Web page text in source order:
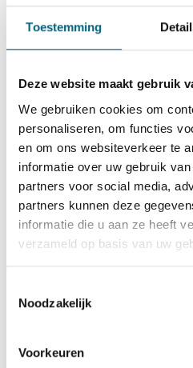
Toestemming
Deze website maakt gebruik
We gebruiken cookies om
personaliseren, om functies
en om ons websiteverkeer te
informatie over uw gebruik
partners voor social media,
partners kunnen deze
informatie die u aan ze heeft
verzameld op basis van uw
Noodzakelijk
Voorkeuren
De Raat Brandkasten
De Raat DRS Berlin 1
2.512,-
Op voorraad
Bekijk de reviews
Degelijke officieel ECB-S
inbraakwerende kluis in de
conform EN 1143-1 en
klasse S 120 P conform EN
Betrouwbaar & veilig betalen